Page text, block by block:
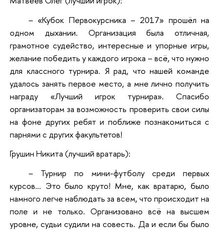
– «Кубок Первокурсника – 2017» прошёл на
одном дыхании. Организация была отличная,
грамотное судейство, интересные и упорные игры,
желание победить у каждого игрока – всё, что нужно
для классного турнира. Я рад, что нашей команде
удалось занять первое место, а мне лично получить
награду «Лучший игрок турнира». Спасибо
организаторам за возможность проверить свои силы
на фоне других ребят и поближе познакомиться с
парнями с других факультетов!
Грушин Никита (лучший вратарь):
– Турнир по мини-футболу среди первых
курсов... Это было круто! Мне, как вратарю, было
намного легче наблюдать за всем, что происходит на
поле и не только. Организовано всё на высшем
уровне, судьи судили на совесть. Да и если бы было